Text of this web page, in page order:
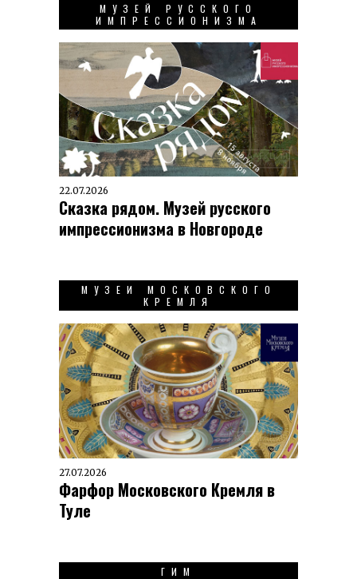
МУЗЕЙ РУССКОГО
ИМПРЕССИОНИЗМА
22.07.2026
Сказка рядом. Музей русского
импрессионизма в Новгороде
МУЗЕИ МОСКОВСКОГО
КРЕМЛЯ
27.07.2026
Фарфор Московского Кремля в
Туле
ГИМ